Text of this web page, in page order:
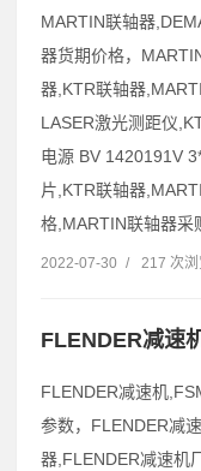
MARTIN联轴器
器货期价格，
器,KTR联轴器
LASER激光测距仪
电源 BV 1420191V
片,KTR联轴器
格,MARTIN联轴器采
2022-07-30 / 217 次浏
FLENDER减速
FLENDER减速机
参数，FLENDER减
器,FLENDER减速机